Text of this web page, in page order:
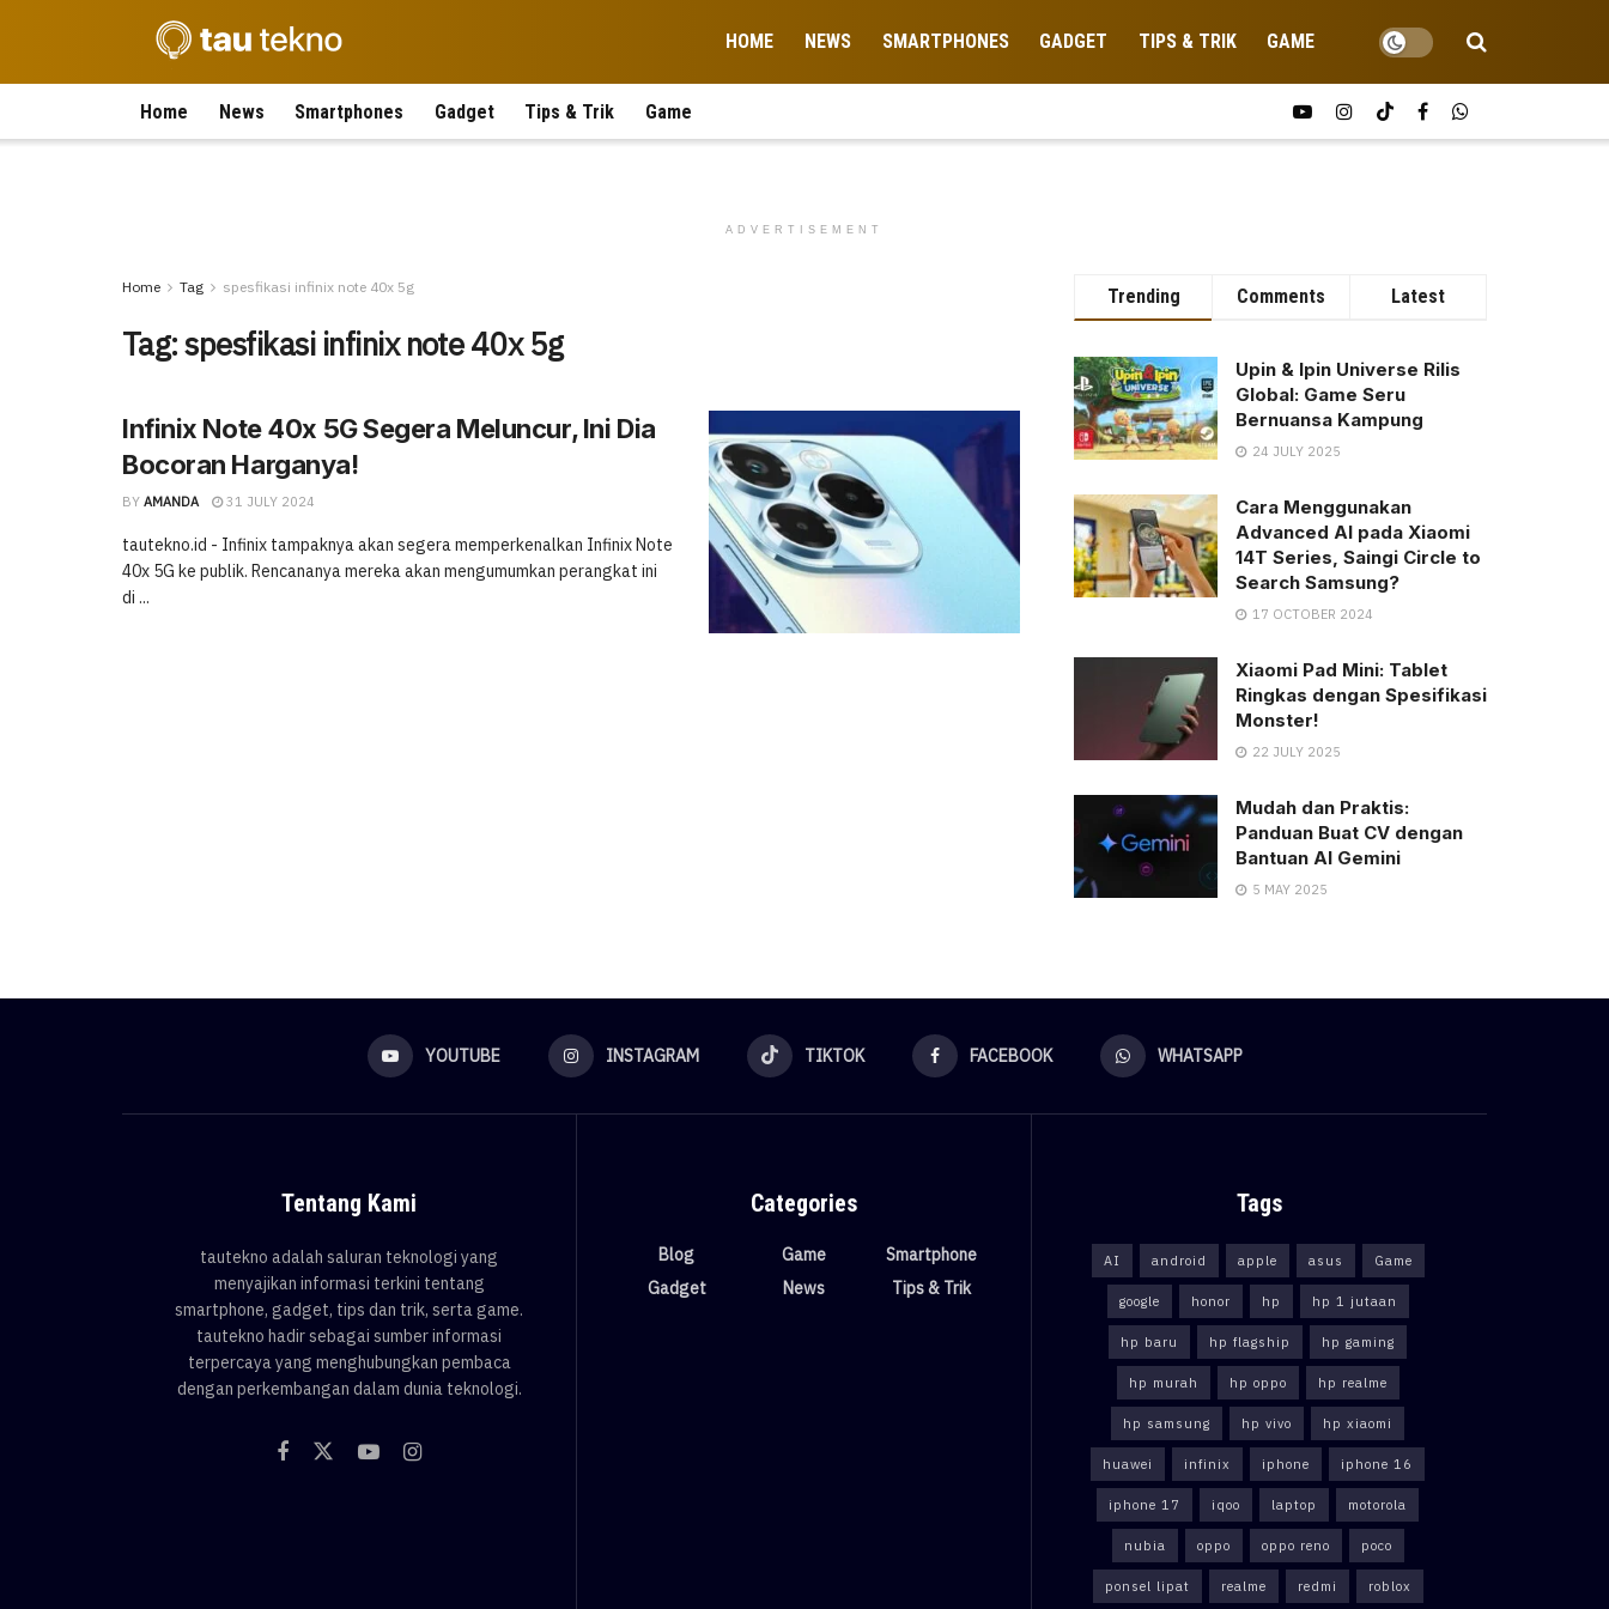
HOME NEWS SMARTPHONES GADGET TIPS & TRIK GAME
Home News Smartphones Gadget Tips & Trik Game
ADVERTISEMENT
Home Tag spesfikasi infinix note 40x 5g
Tag:spesfikasi infinix note 40x 5g
Infinix Note 40x 5G Segera Meluncur, Ini Dia
Bocoran Harganya!
BY AMANDA 31 JULY 2024
tautekno.id - Infinix tampaknya akan segera memperkenalkan Infinix Note
40x 5G ke publik. Rencananya mereka akan mengumumkan perangkat ini
di ...
Trending Comments Latest
Upin & Ipin Universe Rilis
Global: Game Seru
Bernuansa Kampung
24 JULY 2025
Cara Menggunakan
Advanced AI pada Xiaomi
14T Series, Saingi Circle to
Search Samsung?
17 OCTOBER 2024
Xiaomi Pad Mini: Tablet
Ringkas dengan Spesifikasi
Monster!
22 JULY 2025
Mudah dan Praktis:
Panduan Buat CV dengan
Bantuan AI Gemini
5 MAY 2025
YOUTUBE INSTAGRAM TIKTOK FACEBOOK WHATSAPP
Tentang Kami
tautekno adalah saluran teknologi yang
menyajikan informasi terkini tentang
smartphone, gadget, tips dan trik, serta game.
tautekno hadir sebagai sumber informasi
terpercaya yang menghubungkan pembaca
dengan perkembangan dalam dunia teknologi.
Categories
Blog
Gadget
Game
News
Smartphone
Tips & Trik
Tags
AI android apple asus Game
google honor hp hp 1 jutaan
hp baru hp flagship hp gaming
hp murah hp oppo hp realme
hp samsung hp vivo hp xiaomi
huawei infinix iphone iphone 16
iphone 17 iqoo laptop motorola
nubia oppo oppo reno poco
ponsel lipat realme redmi roblox